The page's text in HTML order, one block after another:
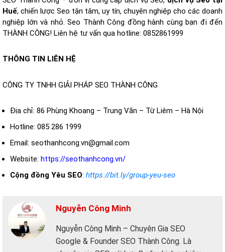
Huế, chiến lược Seo tận tâm, uy tín, chuyên nghiệp cho các doanh
nghiệp lớn và nhỏ. Seo Thành Công đồng hành cùng bạn đi đến
THÀNH CÔNG! Liên hệ tư vấn qua hotline: 0852861999
THÔNG TIN LIÊN HỆ
CÔNG TY TNHH GIẢI PHÁP SEO THÀNH CÔNG
Địa chỉ: 86 Phùng Khoang – Trung Văn – Từ Liêm – Hà Nội
Hotline: 085 286 1999
Email: seothanhcong.vn@gmail.com
Website: https://seothanhcong.vn/
Cộng đồng Yêu SEO: https://bit.ly/group-yeu-seo
Nguyễn Công Minh
Nguyễn Công Minh – Chuyên Gia SEO
Google & Founder SEO Thành Công. Là